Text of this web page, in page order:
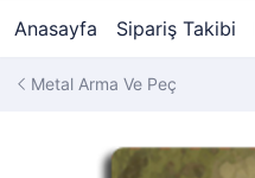
Anasayfa Sipariş Takibi
Metal Arma Ve Peç